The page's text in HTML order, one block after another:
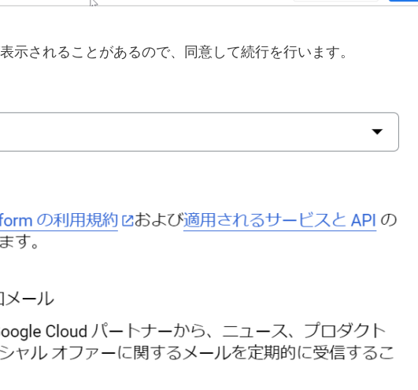
示されることがあるので、同意して続行を行います。